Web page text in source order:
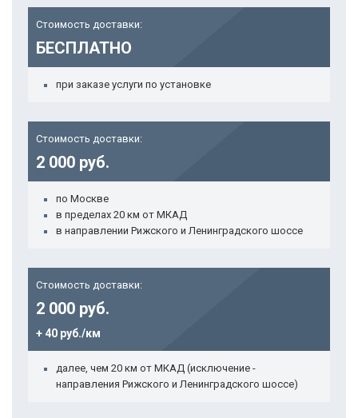
Стоимость доставки:
БЕСПЛАТНО
при заказе услуги по установке
Стоимость доставки:
2 000 руб.
по Москве
в пределах 20 км от МКАД
в направлении Рижского и Ленинградского шоссе
Стоимость доставки:
2 000 руб.
+ 40 руб./км
далее, чем 20 км от МКАД (исключение -
направления Рижского и Ленинградского шоссе)